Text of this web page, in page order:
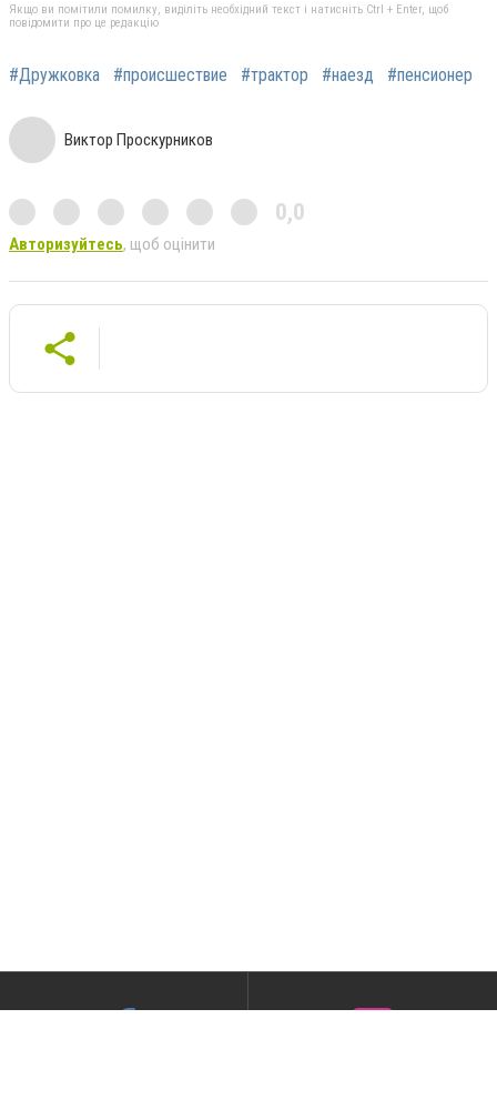
Якщо ви помітили помилку, виділіть необхідний текст і натисніть Ctrl + Enter, щоб
повідомити про це редакцію
#Дружковка #происшествие #трактор #наезд #пенсионер
Виктор Проскурников
0,0
Авторизуйтесь, щоб оцінити